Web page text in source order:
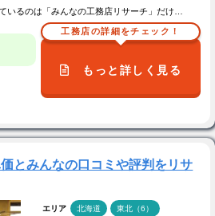
いるのは「みんなの工務店リサーチ」だけ…
工務店の詳細をチェック！
もっと詳しく見る
とみんなの口コミや評判をリサ
エリア 北海道 東北（6）